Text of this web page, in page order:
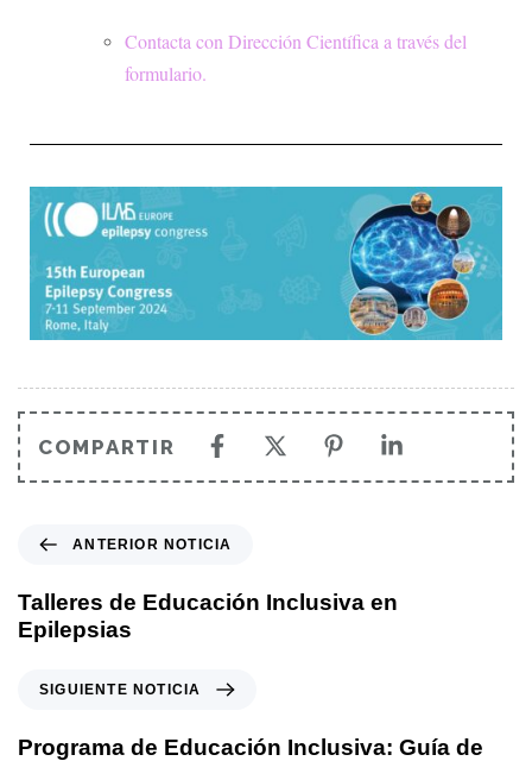
Contacta con Dirección Científica a través del
formulario.
COMPARTIR
ANTERIOR NOTICIA
Talleres de Educación Inclusiva en
Epilepsias
SIGUIENTE NOTICIA
Programa de Educación Inclusiva: Guía de